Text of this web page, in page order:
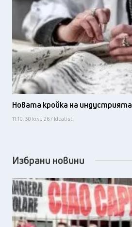
Новата кройка на индустрията
11:10, 30 юли 26 / Idealisti
Избрани новини